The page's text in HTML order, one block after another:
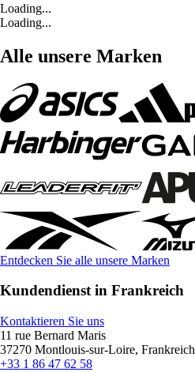
Loading...
Loading...
Alle unsere Marken
Entdecken Sie alle unsere Marken
Kundendienst in Frankreich
Kontaktieren Sie uns
11 rue Bernard Maris
37270 Montlouis-sur-Loire, Frankreich
+33 1 86 47 62 58